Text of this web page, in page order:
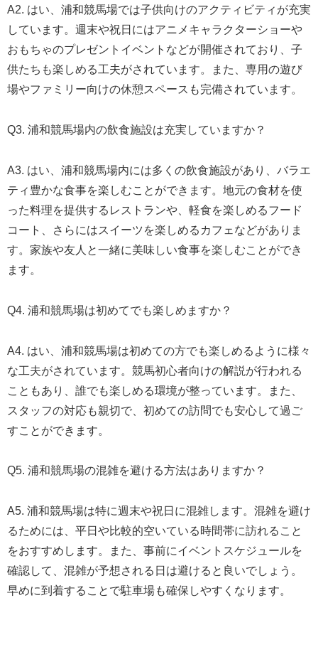
A2. はい、浦和競馬場では子供向けのアクティビティが充実
しています。週末や祝日にはアニメキャラクターショーや
おもちゃのプレゼントイベントなどが開催されており、子
供たちも楽しめる工夫がされています。また、専用の遊び
場やファミリー向けの休憩スペースも完備されています。
Q3. 浦和競馬場内の飲食施設は充実していますか？
A3. はい、浦和競馬場内には多くの飲食施設があり、バラエ
ティ豊かな食事を楽しむことができます。地元の食材を使
った料理を提供するレストランや、軽食を楽しめるフード
コート、さらにはスイーツを楽しめるカフェなどがありま
す。家族や友人と一緒に美味しい食事を楽しむことができ
ます。
Q4. 浦和競馬場は初めてでも楽しめますか？
A4. はい、浦和競馬場は初めての方でも楽しめるように様々
な工夫がされています。競馬初心者向けの解説が行われる
こともあり、誰でも楽しめる環境が整っています。また、
スタッフの対応も親切で、初めての訪問でも安心して過ご
すことができます。
Q5. 浦和競馬場の混雑を避ける方法はありますか？
A5. 浦和競馬場は特に週末や祝日に混雑します。混雑を避け
るためには、平日や比較的空いている時間帯に訪れること
をおすすめします。また、事前にイベントスケジュールを
確認して、混雑が予想される日は避けると良いでしょう。
早めに到着することで駐車場も確保しやすくなります。